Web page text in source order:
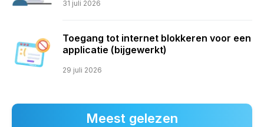
31 juli 2026
Toegang tot internet blokkeren voor een
applicatie (bijgewerkt)
29 juli 2026
Meest gelezen